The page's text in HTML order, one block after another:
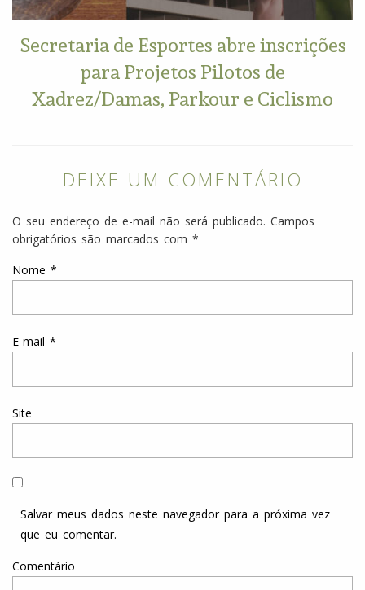
Secretaria de Esportes abre inscrições
para Projetos Pilotos de
Xadrez/Damas, Parkour e Ciclismo
DEIXE UM COMENTÁRIO
O seu endereço de e-mail não será publicado. Campos
obrigatórios são marcados com *
Nome *
E-mail *
Site
Salvar meus dados neste navegador para a próxima vez
que eu comentar.
Comentário